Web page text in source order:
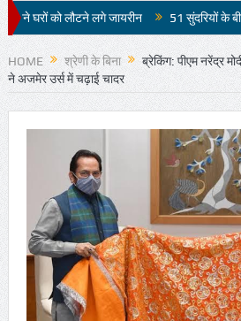
51 सुंदरियों के बीच होगा कड़ा मुकाबला
HOME श्रेणी के बिना
ब्रेकिंग: पीएम नरेंद्र
ने अजमेर उर्स में चढ़ाई चादर